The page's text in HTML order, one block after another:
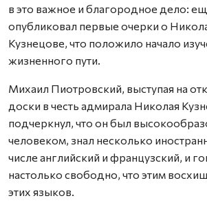
в это важное и благородное дело:
опубликовал первые очерки о
Кузнецове, что положило начало
жизненного пути.
Михаил Пиотровский, выступая на
доски в честь адмирала Николая
подчеркнул, что он был
человеком, знал несколько
числе английский и французский, и
настолько свободно, что этим
этих языков.